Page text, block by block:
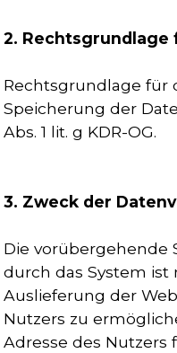
2.
Rechtsgrundlage für
Speicherung der
Abs. 1 lit. g KDR-OG.
3. Zweck der
Die vorübergehende
durch das System
Auslieferung der
Nutzers zu
Adresse des Nutzers